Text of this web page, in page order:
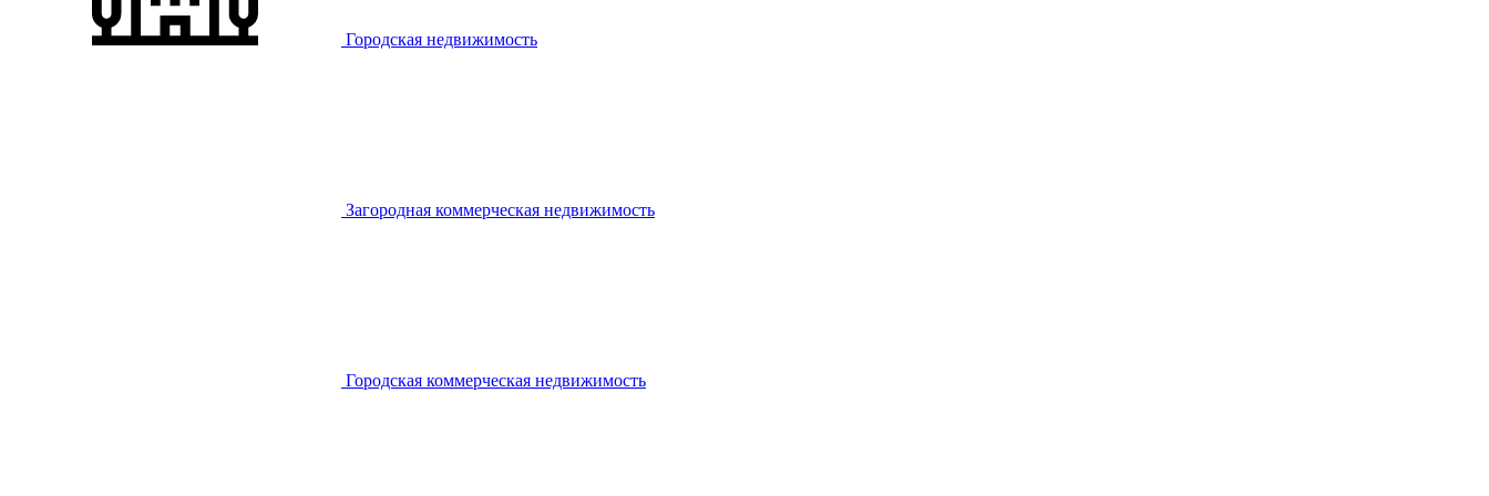
Городская недвижимость
Загородная коммерческая недвижимость
Городская коммерческая недвижимость